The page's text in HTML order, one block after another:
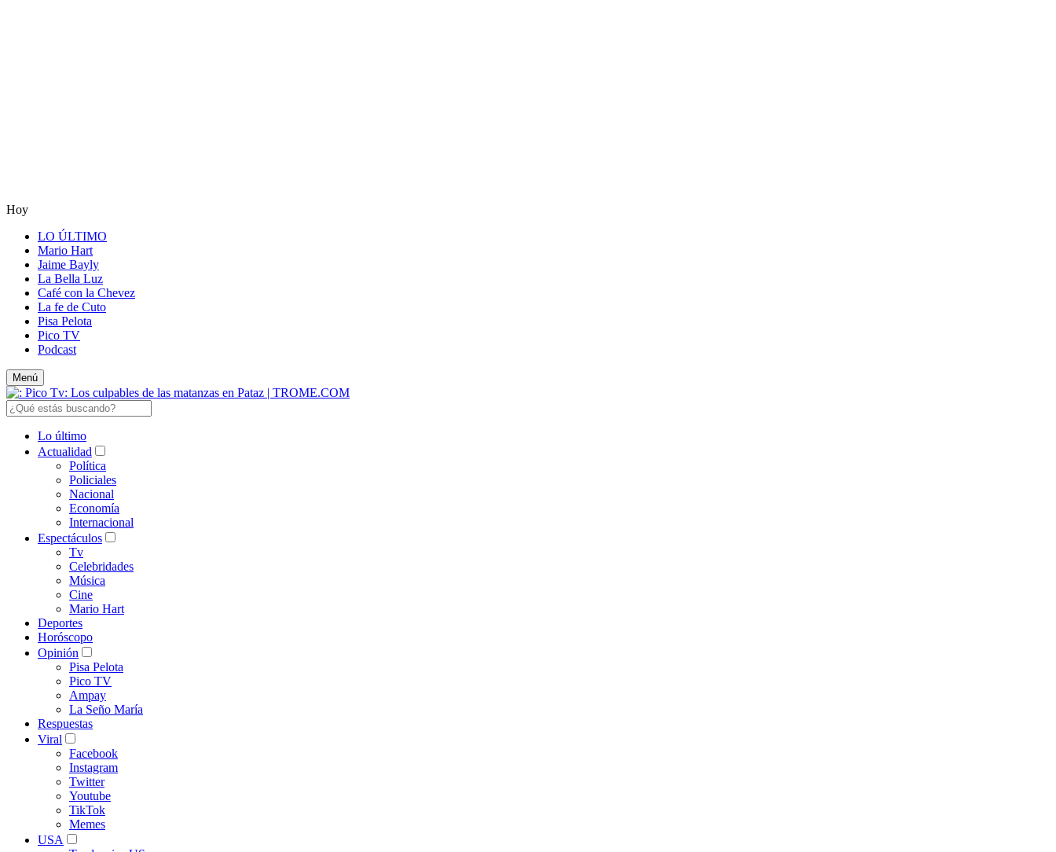
Hoy
LO ÚLTIMO
Mario Hart
Jaime Bayly
La Bella Luz
Café con la Chevez
La fe de Cuto
Pisa Pelota
Pico TV
Podcast
Menú
Lo último
Actualidad
Política
Policiales
Nacional
Economía
Internacional
Espectáculos
Tv
Celebridades
Música
Cine
Mario Hart
Deportes
Horóscopo
Opinión
Pisa Pelota
Pico TV
Ampay
La Seño María
Respuestas
Viral
Facebook
Instagram
Twitter
Youtube
TikTok
Memes
USA